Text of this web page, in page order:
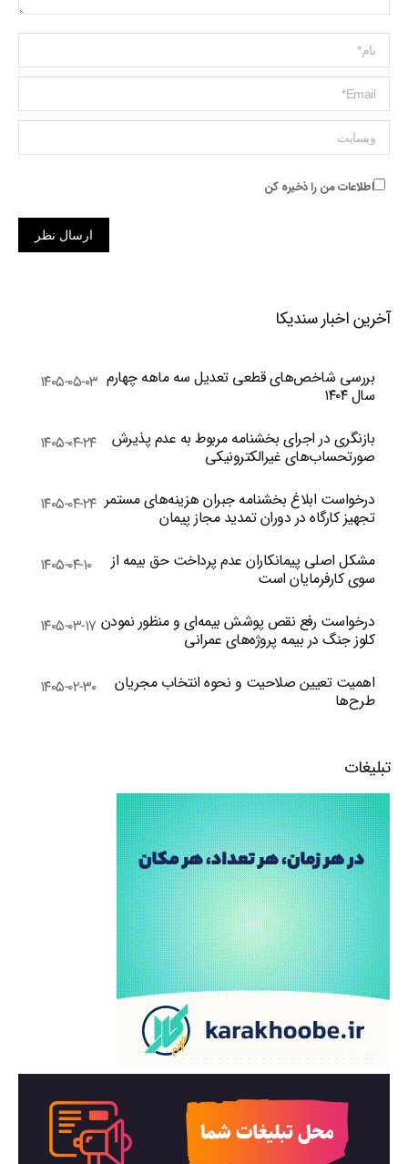
Name *
ایمیل *
وبسایت
اطلاعات من را ذخیره کن
ارسال نظر
آخرین اخبار سندیکا
بررسی شاخص‌های قطعی تعدیل سه ماهه چهارم
سال ۱۴۰۴
۱۴۰۵-۰۵-۰۳
بازنگری در اجرای بخشنامه مربوط به عدم پذیرش
صورتحساب‌های غیرالکترونیکی
۱۴۰۵-۰۴-۲۴
درخواست ابلاغ بخشنامه جبران هزینه‌های مستمر
تجهیز کارگاه در دوران تمدید مجاز پیمان
۱۴۰۵-۰۴-۲۴
مشکل اصلی پیمانکاران عدم پرداخت حق بیمه از
سوی کارفرمایان است
۱۴۰۵-۰۴-۱۰
درخواست رفع نقص پوشش بیمه‌ای و منظور نمودن
کلوز جنگ در بیمه پروژه‌های عمرانی
۱۴۰۵-۰۳-۱۷
اهمیت تعیین صلاحیت و نحوه انتخاب مجریان
طرح‌ها
۱۴۰۵-۰۲-۳۰
تبلیغات